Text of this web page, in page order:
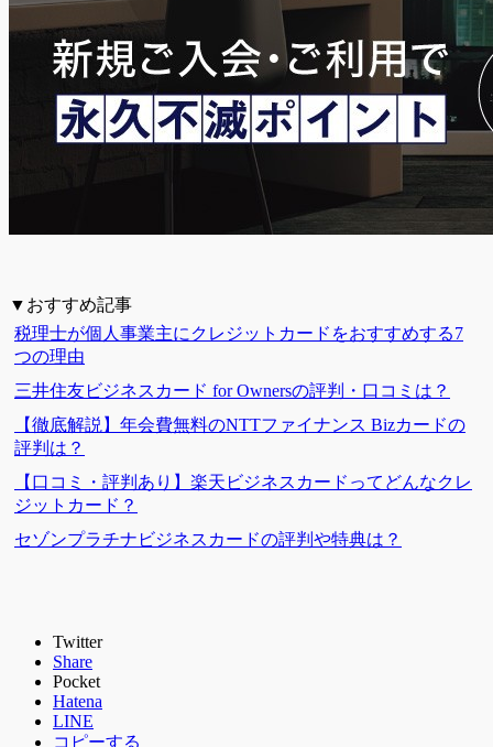
▼おすすめ記事
税理士が個人事業主にクレジットカードをおすすめする7
つの理由
三井住友ビジネスカード for Ownersの評判・口コミは？
【徹底解説】年会費無料のNTTファイナンス Bizカードの
評判は？
【口コミ・評判あり】楽天ビジネスカードってどんなクレ
ジットカード？
セゾンプラチナビジネスカードの評判や特典は？
Twitter
Share
Pocket
Hatena
LINE
コピーする